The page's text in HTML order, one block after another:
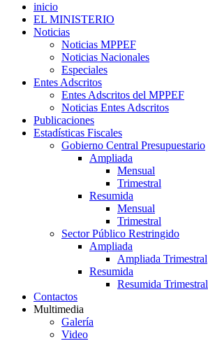
inicio
EL MINISTERIO
Noticias
Noticias MPPEF
Noticias Nacionales
Especiales
Entes Adscritos
Entes Adscritos del MPPEF
Noticias Entes Adscritos
Publicaciones
Estadísticas Fiscales
Gobierno Central Presupuestario
Ampliada
Mensual
Trimestral
Resumida
Mensual
Trimestral
Sector Público Restringido
Ampliada
Ampliada Trimestral
Resumida
Resumida Trimestral
Contactos
Multimedia
Galería
Video